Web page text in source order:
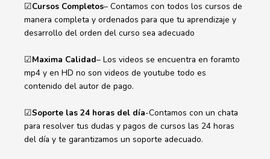
☑Cursos Completos– Contamos con todos los cursos de
manera completa y ordenados para que tu aprendizaje y
desarrollo del orden del curso sea adecuado
☑Maxima Calidad– Los videos se encuentra en foramto
mp4 y en HD no son videos de youtube todo es
contenido del autor de pago.
☑Soporte las 24 horas del día-Contamos con un chata
para resolver tus dudas y pagos de cursos las 24 horas
del día y te garantizamos un soporte adecuado.